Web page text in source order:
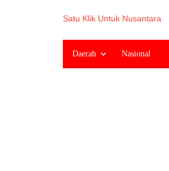
Satu Klik Untuk Nusantara
Daerah Nasional